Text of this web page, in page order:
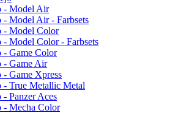
- Model Air
- Model Air - Farbsets
- Model Color
- Model Color - Farbsets
- Game Color
- Game Air
- Game Xpress
- True Metallic Metal
- Panzer Aces
- Mecha Color